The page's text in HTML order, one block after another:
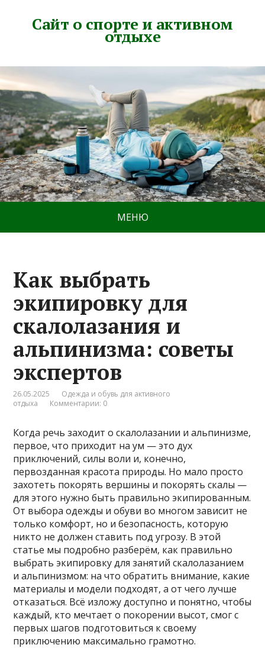
Сайт о спорте и активном
отдыхе
МЕНЮ
Как выбрать
экипировку для
скалолазания и
альпинизма: советы
экспертов
26.05.2025
Одежда и обувь для активного
отдыха
Комментарии: 0
Когда речь заходит о скалолазании и альпинизме,
первое, что приходит на ум — это дух
приключений, силы воли и, конечно,
первозданная красота природы. Но мало просто
захотеть покорять вершины и покорять скалы —
для этого нужно быть правильно экипированным.
От выбора одежды и обуви во многом зависит не
только комфорт, но и безопасность, которую
никто не должен ставить под угрозу. В этой
статье мы подробно разберём, как правильно
выбрать экипировку для занятий скалолазанием
и альпинизмом: на что обратить внимание, какие
материалы и модели подходят, а от чего лучше
отказаться. Всё изложу доступно и понятно, чтобы
каждый, кто мечтает о покорении высот, смог с
первых шагов подготовиться к своему
приключению максимально грамотно.